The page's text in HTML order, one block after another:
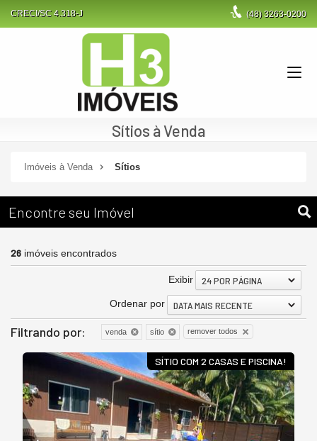
CRECI/SC 4.318-J (48)3263-0200
Sítios à Venda
Imóveis à Venda Sítios
Encontre seu Imóvel
26 imóveis encontrados
Exibir 24 POR PÁGINA
Ordenar por DATA MAIS RECENTE
Filtrando por: venda sítio remover todos
SÍTIO COM 2 CASAS E PISCINA!